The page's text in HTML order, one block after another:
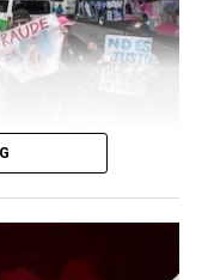
incluyendo
responder la